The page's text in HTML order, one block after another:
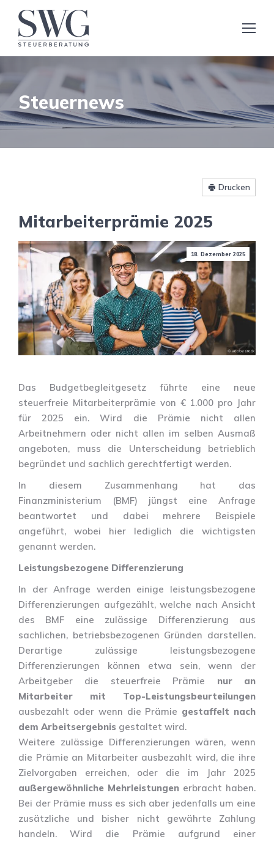
Steuernews
Drucken
Mitarbeiterprämie 2025
18. Dezember 2025
Das Budgetbegleitgesetz führte eine neue
steuerfreie Mitarbeiterprämie von € 1.000 pro Jahr
für 2025 ein. Wird die Prämie nicht allen
Arbeitnehmern oder nicht allen im selben Ausmaß
angeboten, muss die Unterscheidung betrieblich
begründet und sachlich gerechtfertigt werden.
In diesem Zusammenhang hat das
Finanzministerium (BMF) jüngst eine Anfrage
beantwortet und dabei mehrere Beispiele
angeführt, wobei hier lediglich die wichtigsten
genannt werden.
Leistungsbezogene Differenzierung
In der Anfrage werden einige leistungsbezogene
Differenzierungen aufgezählt, welche nach Ansicht
des BMF eine zulässige Differenzierung aus
sachlichen, betriebsbezogenen Gründen darstellen.
Derartige zulässige leistungsbezogene
Differenzierungen können etwa sein, wenn der
Arbeitgeber die steuerfreie Prämie nur an
Mitarbeiter mit Top-Leistungsbeurteilungen
ausbezahlt oder wenn die Prämie gestaffelt nach
dem Arbeitsergebnis gestaltet wird.
Weitere zulässige Differenzierungen wären, wenn
die Prämie an Mitarbeiter ausbezahlt wird, die ihre
Zielvorgaben erreichen, oder die im Jahr 2025
außergewöhnliche Mehrleistungen erbracht haben.
Bei der Prämie muss es sich aber jedenfalls um eine
zusätzliche und bisher nicht gewährte Zahlung
handeln. Wird die Prämie aufgrund einer